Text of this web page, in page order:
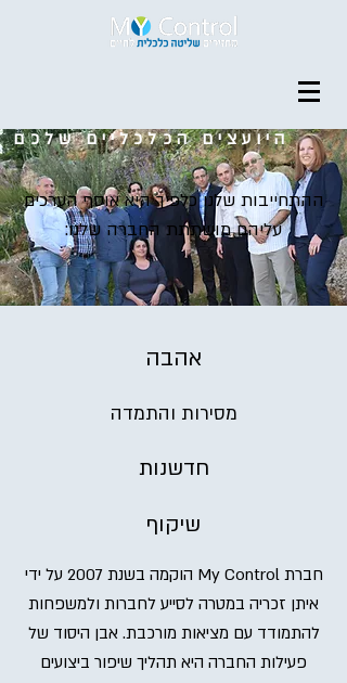
היועצים הכלכליים שלכם
מסירות והתמדה
ההתחייבות שלנו כלפיך היא אוסף הערכים
עליהם מושתתת החברה שלנו:
שיקוף
חדשנות
אהבה
חברת My Control הוקמה בשנת 2007 על ידי
איתן זכריה במטרה לסייע לחברות ולמשפחות
להתמודד עם מציאות מורכבת. אבן היסוד של
פעילות החברה היא תהליך שיפור ביצועים